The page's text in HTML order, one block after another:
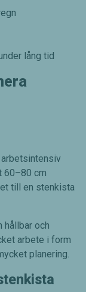
lång tid
60–80 cm
till en stenkista
hållbar och
arbete i form
planering.